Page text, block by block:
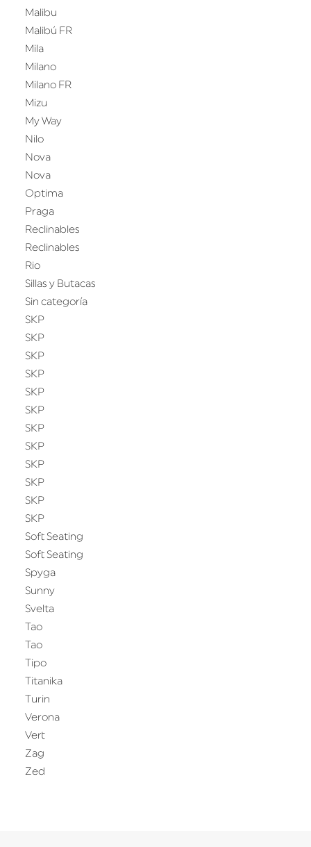
Malibu
Malibú FR
Mila
Milano
Milano FR
Mizu
My Way
Nilo
Nova
Nova
Optima
Praga
Reclinables
Reclinables
Rio
Sillas y Butacas
Sin categoría
SKP
SKP
SKP
SKP
SKP
SKP
SKP
SKP
SKP
SKP
SKP
SKP
Soft Seating
Soft Seating
Spyga
Sunny
Svelta
Tao
Tao
Tipo
Titanika
Turin
Verona
Vert
Zag
Zed